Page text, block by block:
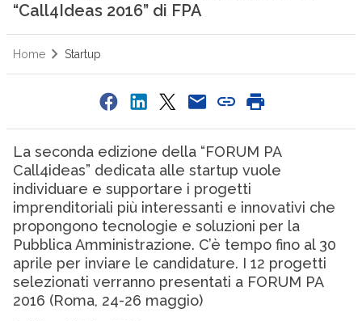
“Call4Ideas 2016” di FPA
Home Startup
La seconda edizione della “FORUM PA
Call4ideas” dedicata alle startup vuole
individuare e supportare i progetti
imprenditoriali più interessanti e innovativi che
propongono tecnologie e soluzioni per la
Pubblica Amministrazione. C’è tempo fino al 30
aprile per inviare le candidature. I 12 progetti
selezionati verranno presentati a FORUM PA
2016 (Roma, 24-26 maggio)